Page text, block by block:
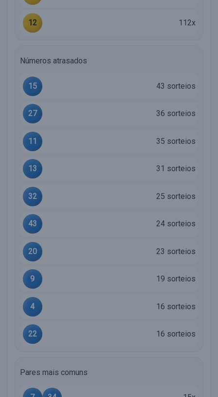
12 112x
Números atrasados
15 43 sorteios
27 36 sorteios
11 35 sorteios
13 31 sorteios
32 25 sorteios
43 24 sorteios
20 23 sorteios
9 19 sorteios
4 16 sorteios
22 16 sorteios
Pares mais comuns